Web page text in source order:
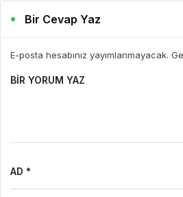
Bir Cevap Yaz
E-posta hesabınız yayımlanmayacak.
BIR YORUM YAZ
AD *